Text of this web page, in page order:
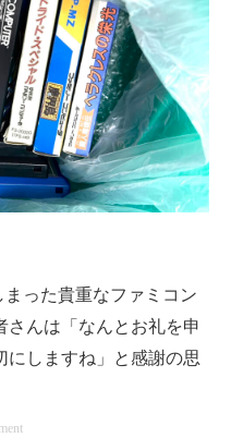
った貴重なファミコン
さんは「なんとお礼を申
しますね」と感謝の思